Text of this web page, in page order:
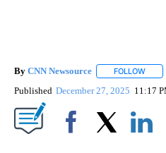
By CNN Newsource FOLLOW
Published December 27, 2025 11:17